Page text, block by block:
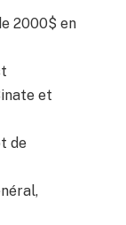
2000$ en
et
de